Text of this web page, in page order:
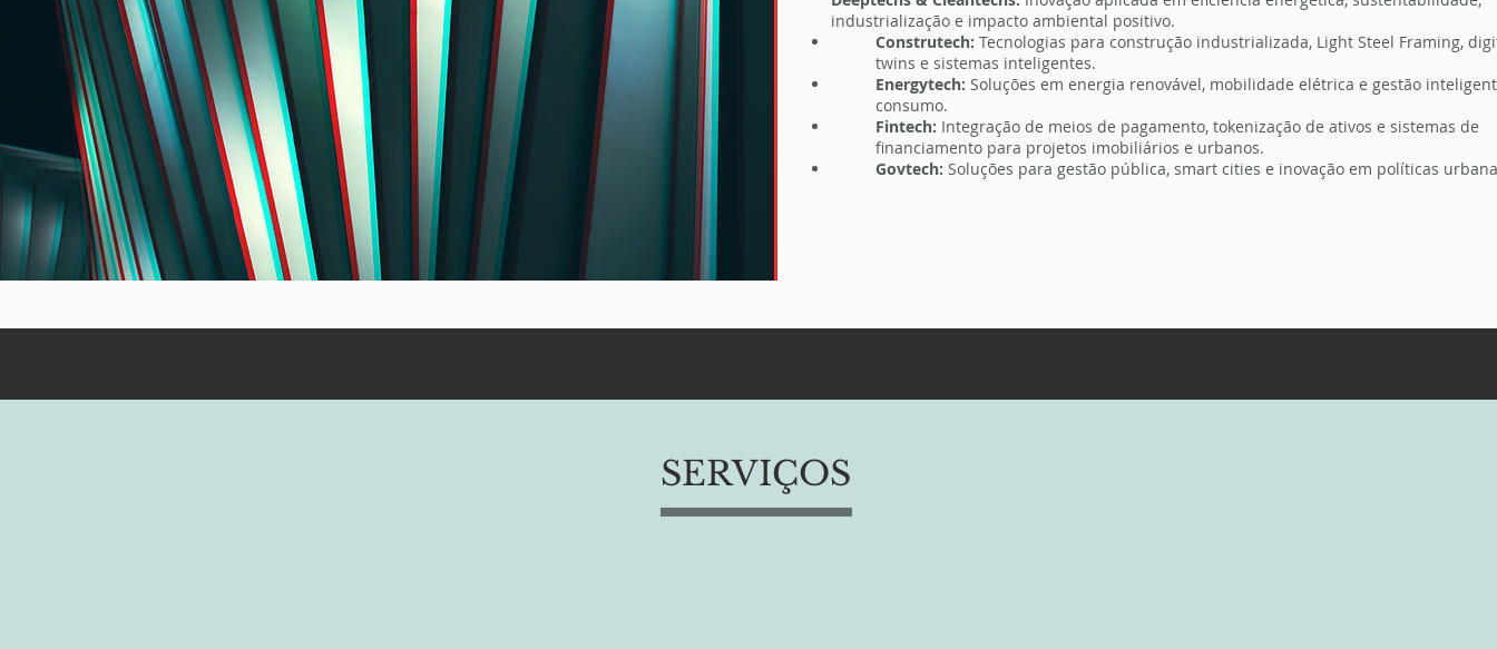
industrialização e impacto ambiental positivo.
Construtech: Tecnologias para construção industrializada, Light Steel Framing,
twins e sistemas inteligentes.
Energytech: Soluções em energia renovável, mobilidade elétrica e gestão
consumo.
Fintech: Integração de meios de pagamento, tokenização de ativos e sistemas de
financiamento para projetos imobiliários e urbanos.
Govtech: Soluções para gestão pública, smart cities e inovação em políticas
SERVIÇOS